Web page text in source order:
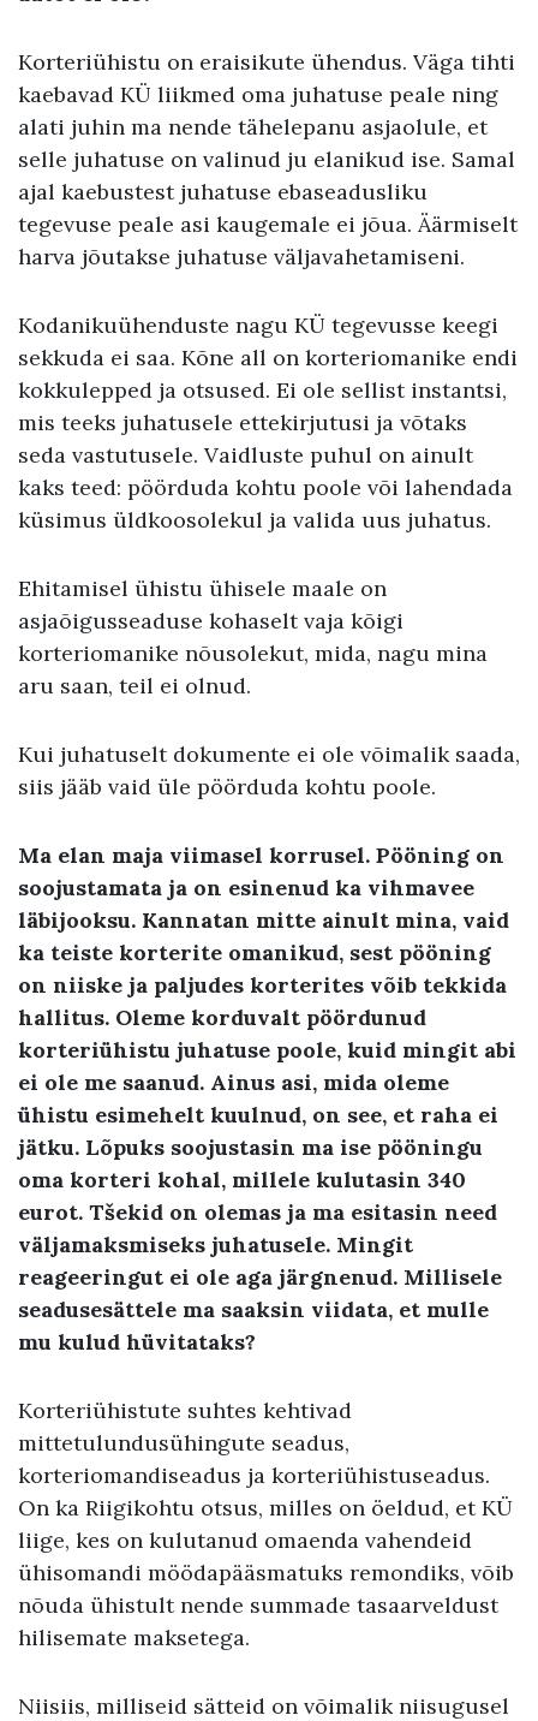
Korteriühistu on eraisikute ühendus. Väga tihti
kaebavad KÜ liikmed oma juhatuse peale ning
alati juhin ma nende tähelepanu asjaolule, et
selle juhatuse on valinud ju elanikud ise. Samal
ajal kaebustest juhatuse ebaseadusliku
tegevuse peale asi kaugemale ei jõua. Äärmiselt
harva jõutakse juhatuse väljavahetamiseni.
Kodanikuühenduste nagu KÜ tegevusse keegi
sekkuda ei saa. Kõne all on korteriomanike endi
kokkulepped ja otsused. Ei ole sellist instantsi,
mis teeks juhatusele ettekirjutusi ja võtaks
seda vastutusele. Vaidluste puhul on ainult
kaks teed: pöörduda kohtu poole või lahendada
küsimus üldkoosolekul ja valida uus juhatus.
Ehitamisel ühistu ühisele maale on
asjaõigusseaduse kohaselt vaja kõigi
korteriomanike nõusolekut, mida, nagu mina
aru saan, teil ei olnud.
Kui juhatuselt dokumente ei ole võimalik saada,
siis jääb vaid üle pöörduda kohtu poole.
Ma elan maja viimasel korrusel. Pööning on
soojustamata ja on esinenud ka vihmavee
läbijooksu. Kannatan mitte ainult mina, vaid
ka teiste korterite omanikud, sest pööning
on niiske ja paljudes korterites võib tekkida
hallitus. Oleme korduvalt pöördunud
korteriühistu juhatuse poole, kuid mingit abi
ei ole me saanud. Ainus asi, mida oleme
ühistu esimehelt kuulnud, on see, et raha ei
jätku. Lõpuks soojustasin ma ise pööningu
oma korteri kohal, millele kulutasin 340
eurot. Tšekid on olemas ja ma esitasin need
väljamaksmiseks juhatusele. Mingit
reageeringut ei ole aga järgnenud. Millisele
seadusesättele ma saaksin viidata, et mulle
mu kulud hüvitataks?
Korteriühistute suhtes kehtivad
mittetulundusühingute seadus,
korteriomandiseadus ja korteriühistuseadus.
On ka Riigikohtu otsus, milles on öeldud, et KÜ
liige, kes on kulutanud omaenda vahendeid
ühisomandi möödapääsmatuks remondiks, võib
nõuda ühistult nende summade tasaarveldust
hilisemate maksetega.
Niisiis, milliseid sätteid on võimalik niisugusel